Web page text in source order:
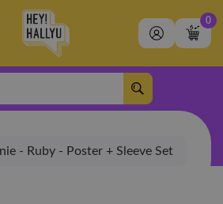
0
- Ruby - Poster + Sleeve Set